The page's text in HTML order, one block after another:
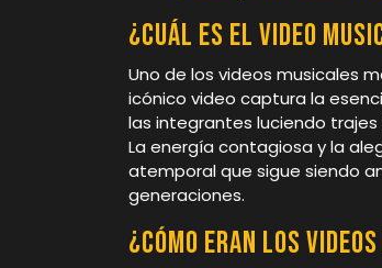
¿Cuál es el video
Uno de los videos musicales
icónico video captura la
las integrantes luciendo
La energía contagiosa y la
atemporal que sigue siendo
generaciones.
¿Cómo eran los